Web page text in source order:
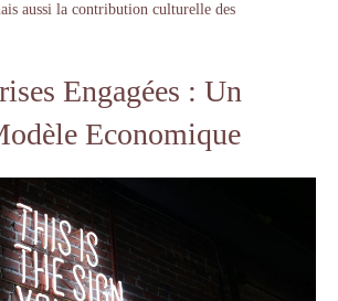
aussi la contribution culturelle des
Engagées : Un
Economique